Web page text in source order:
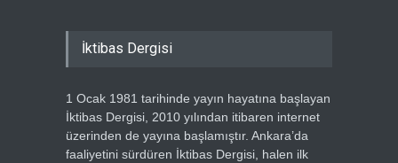
İktibas Dergisi
1 Ocak 1981 tarihinde yayın hayatına başlayan
İktibas Dergisi, 2010 yılından itibaren internet
üzerinden de yayına başlamıştır. Ankara’da
faaliyetini sürdüren İktibas Dergisi, halen ilk